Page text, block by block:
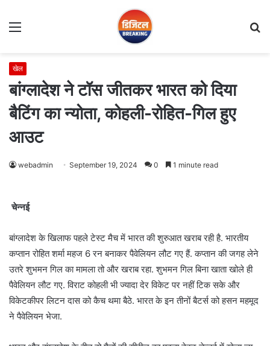
Menu
खेल
बांग्लादेश ने टॉस जीतकर भारत को दिया
बैटिंग का न्योता, कोहली-रोहित-गिल हुए
आउट
webadmin September 19, 2024 0 1 minute read
चेन्नई
बांग्लादेश के खिलाफ पहले टेस्ट मैच में भारत की शुरुआत खराब रही है. भारतीय
कप्तान रोहित शर्मा महज 6 रन बनाकर पैवेलियन लौट गए हैं. कप्तान की जगह लेने
उतरे शुभमन गिल का मामला तो और खराब रहा. शुभमन गिल बिना खाता खोले ही
पैवेलियन लौट गए. विराट कोहली भी ज्यादा देर विकेट पर नहीं टिक सके और
विकेटकीपर लिटन दास को कैच थमा बैठे. भारत के इन तीनों बैटर्स को हसन महमूद
ने पैवेलियन भेजा.